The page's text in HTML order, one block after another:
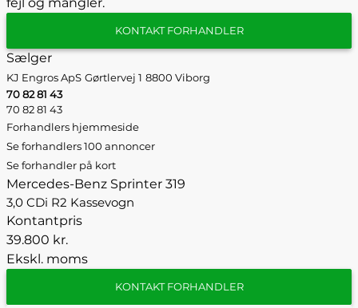
KONTAKT FORHANDLER
Sælger
KJ Engros ApS Gørtlervej 1 8800 Viborg
70 82 81 43
70 82 81 43
Forhandlers hjemmeside
Se forhandlers 100 annoncer
Se forhandler på kort
Mercedes-Benz Sprinter 319
3,0 CDi R2 Kassevogn
Kontantpris
39.800 kr.
Ekskl. moms
KONTAKT FORHANDLER